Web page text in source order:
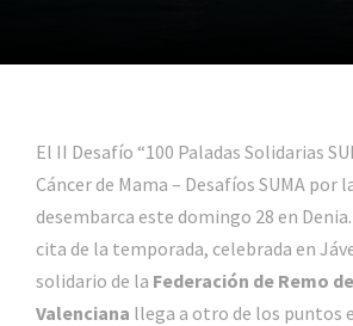
El II Desafío “100 Paladas Solidarias
Cáncer de Mama – Desafíos SUMA por
desembarca este domingo 28 en
cita de la temporada, celebrada en
solidario de la Federación de Remo
Valenciana llega a otro de los puntos